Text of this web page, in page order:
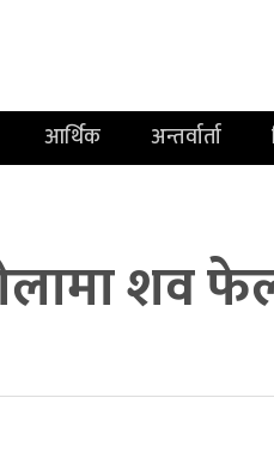
आर्थिक अन्तर्वार्ता
शव